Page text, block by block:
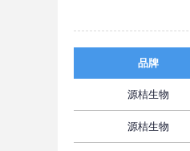
品牌
源桔生物
源桔生物